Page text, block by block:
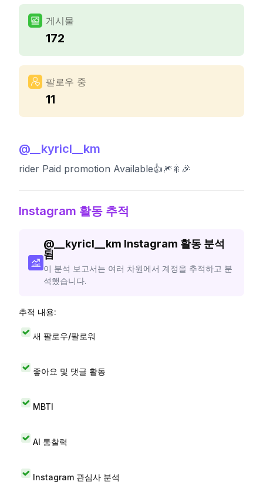
게시물
172
팔로우 중
11
@ __kyricl__km
rider Paid promotion Available👍🎆🎇🎉
Instagram 활동 추적
@ __kyricl__km Instagram 활동 분석
됨
이 분석 보고서는 여러 차원에서 계정을 추적하고 분
석했습니다.
추적 내용:
새 팔로우/팔로워
좋아요 및 댓글 활동
MBTI
AI 통찰력
Instagram 관심사 분석